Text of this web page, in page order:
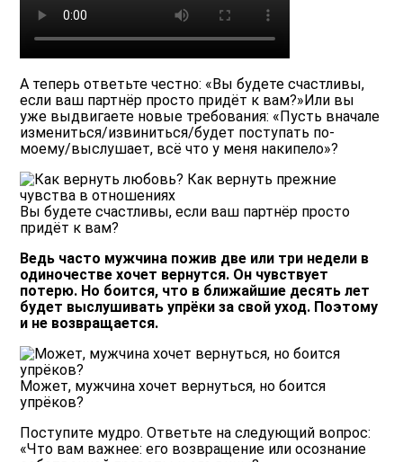
А теперь ответьте честно: «Вы будете счастливы,
если ваш партнёр просто придёт к вам?»Или вы
уже выдвигаете новые требования: «Пусть вначале
измениться/извиниться/будет поступать по-
моему/выслушает, всё что у меня накипело»?
Вы будете счастливы, если ваш партнёр просто
придёт к вам?
Ведь часто мужчина пожив две или три недели в
одиночестве хочет вернутся. Он чувствует
потерю. Но боится, что в ближайшие десять лет
будет выслушивать упрёки за свой уход. Поэтому
и не возвращается.
Может, мужчина хочет вернуться, но боится
упрёков?
Поступите мудро. Ответьте на следующий вопрос:
«Что вам важнее: его возвращение или осознание